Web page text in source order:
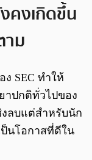
คงเกิดขึ้น
าม
ง SEC ทำให้
าปกติทั่วไปของ
ลบแต่สำหรับนัก
ป็นโอกาสที่ดีใน